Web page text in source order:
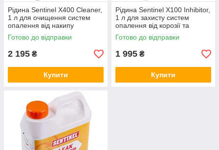
Рідина Sentinel X400 Cleaner,
1 л для очищення систем
опалення від накипу
M202100026
Готово до відправки
2 195 ₴
Купити
Рідина Sentinel X100 Inhibitor,
1 л для захисту систем
опалення від корозії та
накипу M202100023
Готово до відправки
1 995 ₴
Купити